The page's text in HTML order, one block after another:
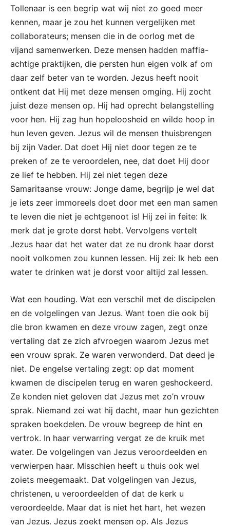
Tollenaar is een begrip wat wij niet zo goed meer
kennen, maar je zou het kunnen vergelijken met
collaborateurs; mensen die in de oorlog met de
vijand samenwerken. Deze mensen hadden maffia-
achtige praktijken, die persten hun eigen volk af om
daar zelf beter van te worden. Jezus heeft nooit
ontkent dat Hij met deze mensen omging. Hij zocht
juist deze mensen op. Hij had oprecht belangstelling
voor hen. Hij zag hun hopeloosheid en wilde hoop in
hun leven geven. Jezus wil de mensen thuisbrengen
bij zijn Vader. Dat doet Hij niet door tegen ze te
preken of ze te veroordelen, nee, dat doet Hij door
ze lief te hebben. Hij zei niet tegen deze
Samaritaanse vrouw: Jonge dame, begrijp je wel dat
je iets zeer immoreels doet door met een man samen
te leven die niet je echtgenoot is! Hij zei in feite: Ik
merk dat je grote dorst hebt. Vervolgens vertelt
Jezus haar dat het water dat ze nu dronk haar dorst
nooit volkomen zou kunnen lessen. Hij zei: Ik heb een
water te drinken wat je dorst voor altijd zal lessen.
Wat een houding. Wat een verschil met de discipelen
en de volgelingen van Jezus. Want toen die ook bij
die bron kwamen en deze vrouw zagen, zegt onze
vertaling dat ze zich afvroegen waarom Jezus met
een vrouw sprak. Ze waren verwonderd. Dat deed je
niet. De engelse vertaling zegt: op dat moment
kwamen de discipelen terug en waren geshockeerd.
Ze konden niet geloven dat Jezus met zo’n vrouw
sprak. Niemand zei wat hij dacht, maar hun gezichten
spraken boekdelen. De vrouw begreep de hint en
vertrok. In haar verwarring vergat ze de kruik met
water. De volgelingen van Jezus veroordeelden en
verwierpen haar. Misschien heeft u thuis ook wel
zoiets meegemaakt. Dat volgelingen van Jezus,
christenen, u veroordeelden of dat de kerk u
veroordeelde. Maar dat is niet het hart, het wezen
van Jezus. Jezus zoekt mensen op. Als Jezus